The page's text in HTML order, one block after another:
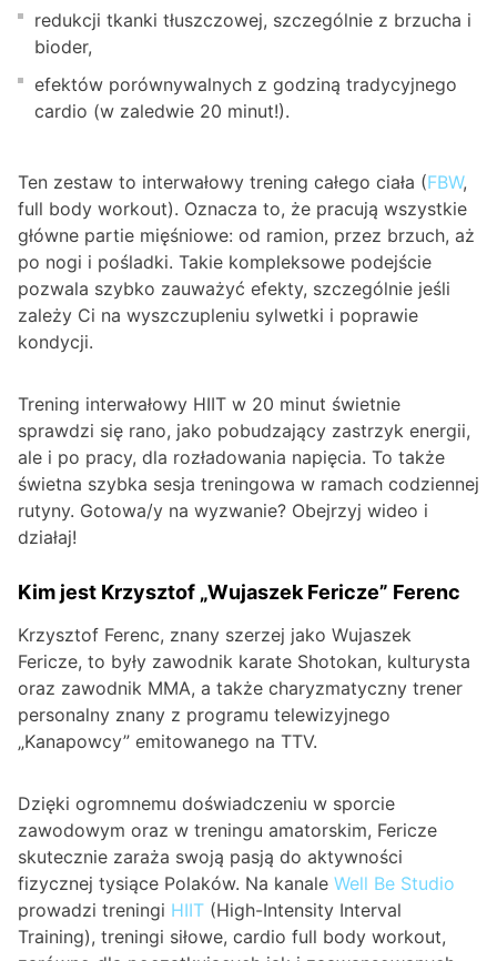
redukcji tkanki tłuszczowej, szczególnie z brzucha i
bioder,
efektów porównywalnych z godziną tradycyjnego
cardio (w zaledwie 20 minut!).
Ten zestaw to interwałowy trening całego ciała (FBW,
full body workout). Oznacza to, że pracują wszystkie
główne partie mięśniowe: od ramion, przez brzuch, aż
po nogi i pośladki. Takie kompleksowe podejście
pozwala szybko zauważyć efekty, szczególnie jeśli
zależy Ci na wyszczupleniu sylwetki i poprawie
kondycji.
Trening interwałowy HIIT w 20 minut świetnie
sprawdzi się rano, jako pobudzający zastrzyk energii,
ale i po pracy, dla rozładowania napięcia. To także
świetna szybka sesja treningowa w ramach codziennej
rutyny. Gotowa/y na wyzwanie? Obejrzyj wideo i
działaj!
Kim jest Krzysztof „Wujaszek Fericze” Ferenc
Krzysztof Ferenc, znany szerzej jako Wujaszek
Fericze, to były zawodnik karate Shotokan, kulturysta
oraz zawodnik MMA, a także charyzmatyczny trener
personalny znany z programu telewizyjnego
„Kanapowcy” emitowanego na TTV.
Dzięki ogromnemu doświadczeniu w sporcie
zawodowym oraz w treningu amatorskim, Fericze
skutecznie zaraża swoją pasją do aktywności
fizycznej tysiące Polaków. Na kanale Well Be Studio
prowadzi treningi HIIT (High-Intensity Interval
Training), treningi siłowe, cardio full body workout,